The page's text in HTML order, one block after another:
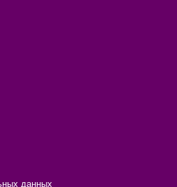
данных